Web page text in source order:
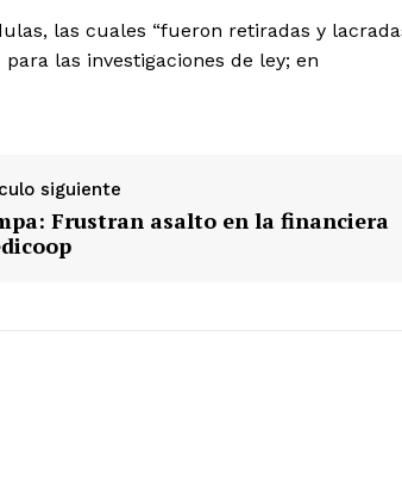
las cuales “fueron retiradas y
las investigaciones de ley; en
siguiente
Frustran asalto en la financiera